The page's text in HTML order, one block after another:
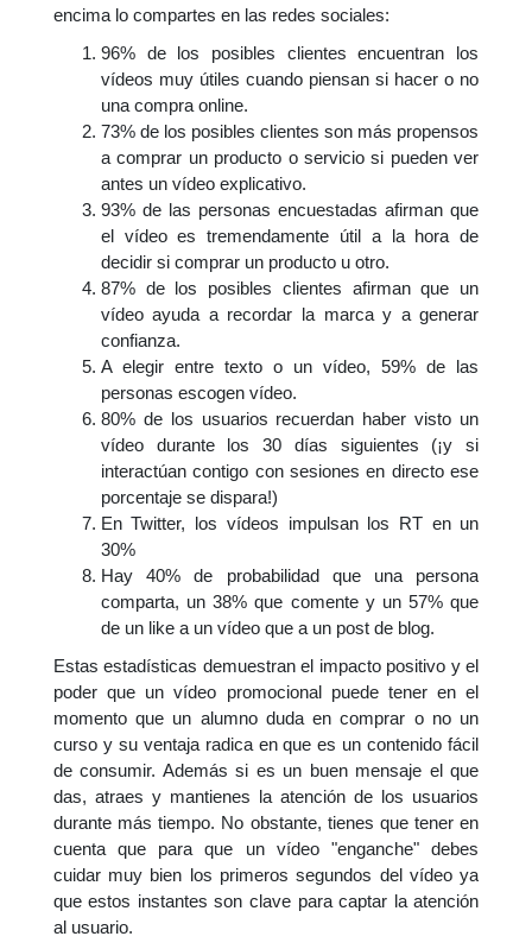
encima lo compartes en las redes sociales:
96% de los posibles clientes encuentran los
vídeos muy útiles cuando piensan si hacer o no
una compra online.
73% de los posibles clientes son más propensos
a comprar un producto o servicio si pueden ver
antes un vídeo explicativo.
93% de las personas encuestadas afirman que
el vídeo es tremendamente útil a la hora de
decidir si comprar un producto u otro.
87% de los posibles clientes afirman que un
vídeo ayuda a recordar la marca y a generar
confianza.
A elegir entre texto o un vídeo, 59% de las
personas escogen vídeo.
80% de los usuarios recuerdan haber visto un
vídeo durante los 30 días siguientes (¡y si
interactúan contigo con sesiones en directo ese
porcentaje se dispara!)
En Twitter, los vídeos impulsan los RT en un
30%
Hay 40% de probabilidad que una persona
comparta, un 38% que comente y un 57% que
de un like a un vídeo que a un post de blog.
Estas estadísticas demuestran el impacto positivo y el
poder que un vídeo promocional puede tener en el
momento que un alumno duda en comprar o no un
curso y su ventaja radica en que es un contenido fácil
de consumir. Además si es un buen mensaje el que
das, atraes y mantienes la atención de los usuarios
durante más tiempo. No obstante, tienes que tener en
cuenta que para que un vídeo "enganche" debes
cuidar muy bien los primeros segundos del vídeo ya
que estos instantes son clave para captar la atención
al usuario.